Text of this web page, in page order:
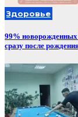
Здоровье
99% новорожденных
сразу после